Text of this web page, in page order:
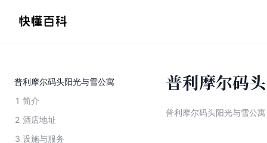
普利摩尔码头阳光与雪公寓
1 简介
2 酒店地址
3 设施与服务
普利摩尔码
普利摩尔码头阳光与雪公寓